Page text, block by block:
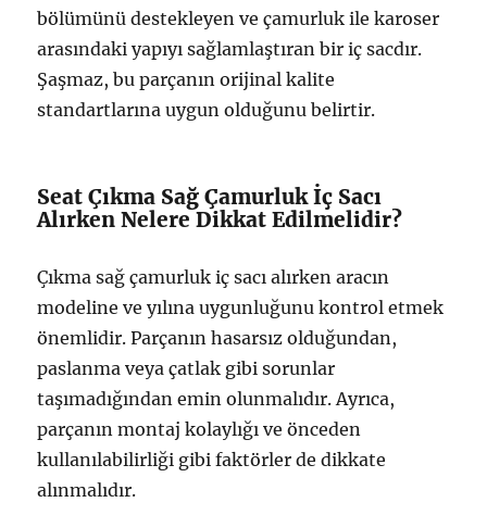
bölümünü destekleyen ve çamurluk ile karoser
arasındaki yapıyı sağlamlaştıran bir iç sacdır.
Şaşmaz, bu parçanın orijinal kalite
standartlarına uygun olduğunu belirtir.
Seat Çıkma Sağ Çamurluk İç Sacı
Alırken Nelere Dikkat Edilmelidir?
Çıkma sağ çamurluk iç sacı alırken aracın
modeline ve yılına uygunluğunu kontrol etmek
önemlidir. Parçanın hasarsız olduğundan,
paslanma veya çatlak gibi sorunlar
taşımadığından emin olunmalıdır. Ayrıca,
parçanın montaj kolaylığı ve önceden
kullanılabilirliği gibi faktörler de dikkate
alınmalıdır.